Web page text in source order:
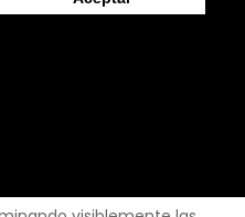
y los
las radiaciones solares a
melanina.
permitiendo la
así como las